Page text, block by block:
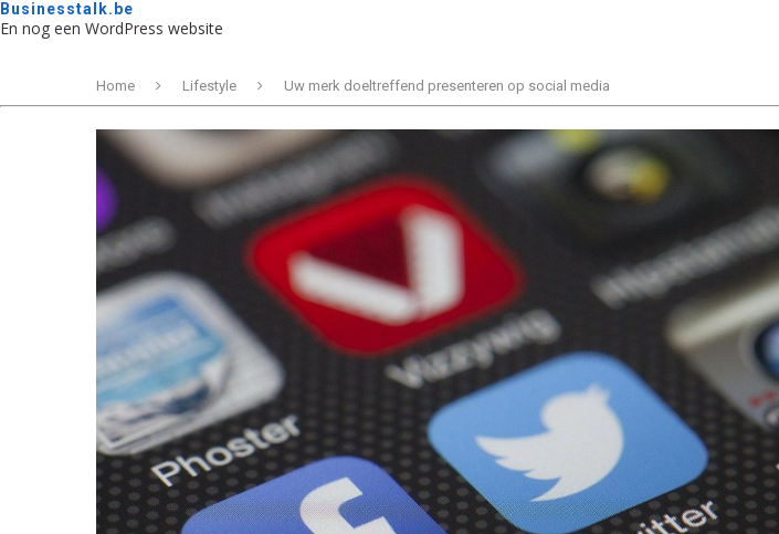
Businesstalk.be
En nog een WordPress website
Home Lifestyle Uw merk doeltreffend presenteren op social media